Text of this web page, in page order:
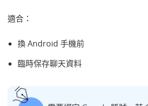
適合：
換 Android 手機前
臨時保存聊天資料